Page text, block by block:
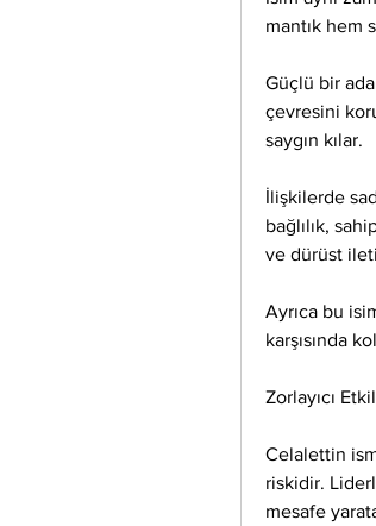
mantık hem
Güçlü bir
çevresini
saygın kılar.
İlişkilerde
bağlılık,
ve dürüst
Ayrıca bu
karşısında
Zorlayıcı
Celalettin
riskidir.
mesafe